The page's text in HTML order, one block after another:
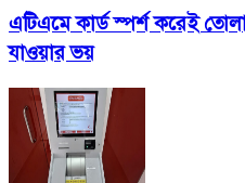
এটিএমে কার্ড স্পর্শ করেই
যাওয়ার ভয়